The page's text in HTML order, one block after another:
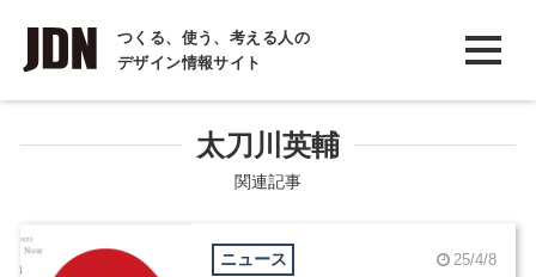
つくる、使う、考える人の
デザイン情報サイト
INTERVIEW
インタビュー
太刀川英輔
関連記事
ニュース 25/4/8